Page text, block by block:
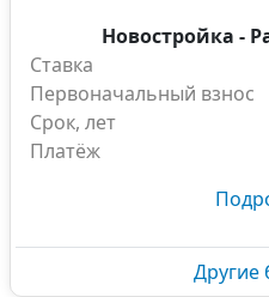
Новостройка -
Ставка
Первоначальный взнос
Срок, лет
Платёж
Другие